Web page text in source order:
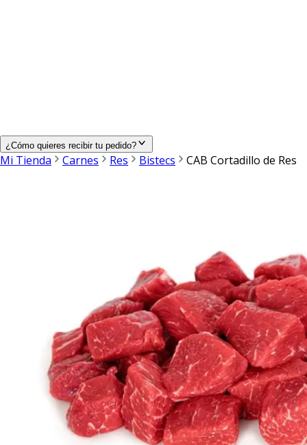
¿Cómo quieres recibir tu pedido?
Mi Tienda Carnes Res Bistecs CAB Cortadillo de Res